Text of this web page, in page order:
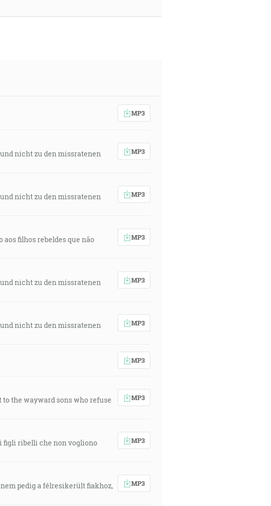
MP3
und nicht zu den missratenen
MP3
und nicht zu den missratenen
MP3
aos filhos rebeldes que não
MP3
und nicht zu den missratenen
MP3
und nicht zu den missratenen
MP3
MP3
to the wayward sons who refuse
MP3
figli ribelli che non vogliono
MP3
nem pedig a félresikerült fiakhoz,
MP3